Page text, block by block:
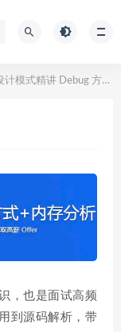
模式精讲 Debug 方式+内存分析
，也是面试高频
到源码解析，带